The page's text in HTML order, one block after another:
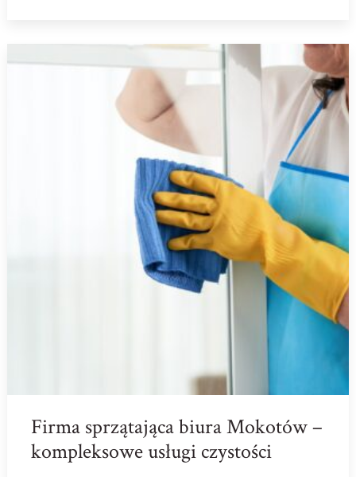
Firma sprzątająca biura Mokotów –
kompleksowe usługi czystości